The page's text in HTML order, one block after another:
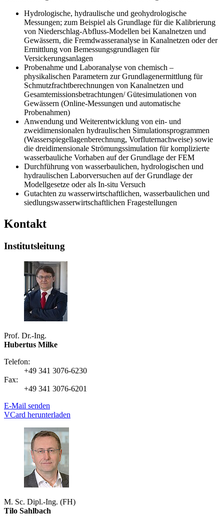
Hydrologische, hydraulische und geohydrologische
Messungen; zum Beispiel als Grundlage für die Kalibrierung
von Niederschlag-Abfluss-Modellen bei Kanalnetzen und
Gewässern, die Fremdwasseranalyse in Kanalnetzen oder der
Ermittlung von Bemessungsgrundlagen für
Versickerungsanlagen
Probenahme und Laboranalyse von chemisch –
physikalischen Parametern zur Grundlagenermittlung für
Schmutzfrachtberechnungen von Kanalnetzen und
Gesamtemissionsbetrachtungen/ Gütesimulationen von
Gewässern (Online-Messungen und automatische
Probenahmen)
Anwendung und Weiterentwicklung von ein- und
zweidimensionalen hydraulischen Simulationsprogrammen
(Wasserspiegellagenberechnung, Vorfluternachweise) sowie
die dreidimensionale Strömungssimulation für komplizierte
wasserbauliche Vorhaben auf der Grundlage der FEM
Durchführung von wasserbaulichen, hydrologischen und
hydraulischen Laborversuchen auf der Grundlage der
Modellgesetze oder als In-situ Versuch
Gutachten zu wasserwirtschaftlichen, wasserbaulichen und
siedlungswasserwirtschaftlichen Fragestellungen
Kontakt
Institutsleitung
Prof. Dr.-Ing.
Hubertus Milke
Telefon:
+49 341 3076-6230
Fax:
+49 341 3076-6201
E-Mail senden
VCard herunterladen
M. Sc. Dipl.-Ing. (FH)
Tilo Sahlbach